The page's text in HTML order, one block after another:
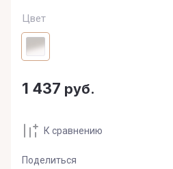
Цвет
1 437 руб.
К сравнению
Поделиться